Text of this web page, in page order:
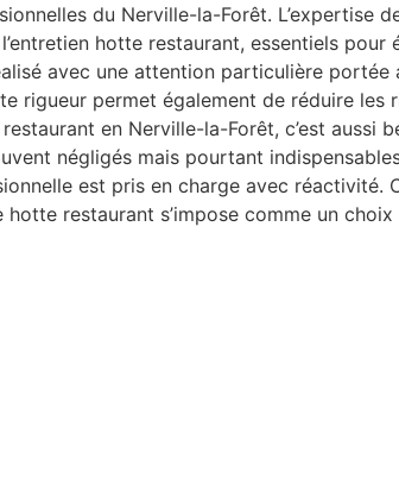
du Nerville-la-Forêt. L’expertise
hotte restaurant, essentiels pour
avec une attention particulière portée
rigueur permet également de réduire les
en Nerville-la-Forêt, c’est aussi
négligés mais pourtant
est pris en charge avec réactivité.
restaurant s’impose comme un